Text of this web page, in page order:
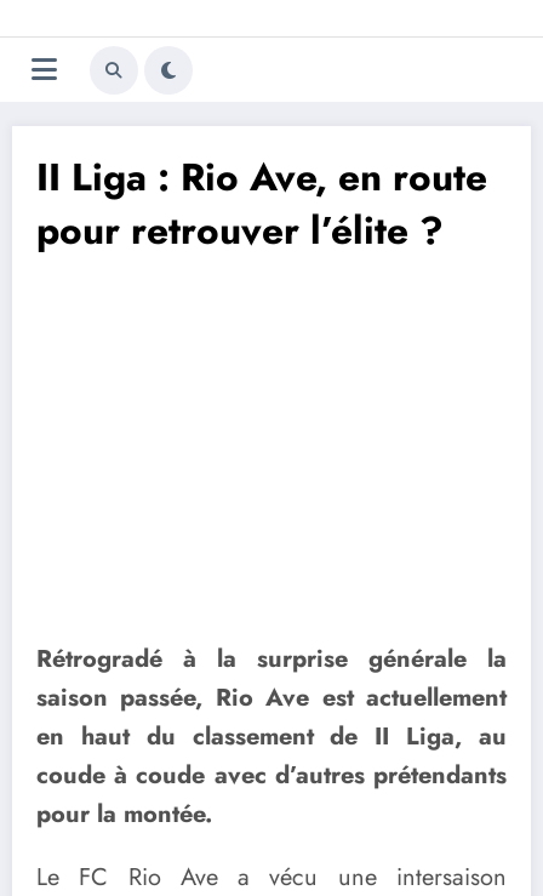
au
contenu
Trivela
L'actualité du football
II Liga : Rio Ave, en route
pour retrouver l’élite ?
Rétrogradé à la surprise générale la
saison passée, Rio Ave est actuellement
en haut du classement de II Liga, au
coude à coude avec d’autres prétendants
pour la montée.
Le FC Rio Ave a vécu une intersaison